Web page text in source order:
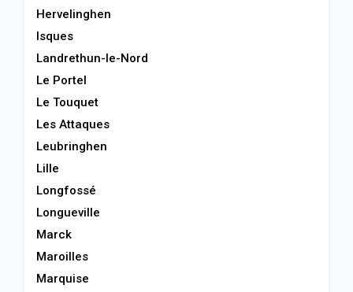
Hervelinghen
Isques
Landrethun-le-Nord
Le Portel
Le Touquet
Les Attaques
Leubringhen
Lille
Longfossé
Longueville
Marck
Maroilles
Marquise